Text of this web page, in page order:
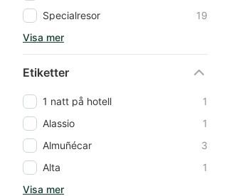
Specialresor
19
Visa mer
Etiketter
1 natt på hotell
1
Alassio
1
Almuñécar
3
Alta
1
Visa mer